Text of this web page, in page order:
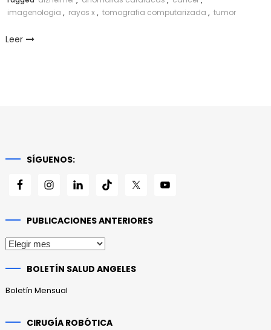
imagenologia , rayos x, tomografia computarizada , tumor
Leer
SÍGUENOS:
PUBLICACIONES ANTERIORES
Publicaciones
BOLETÍN SALUD ANGELES
Boletín Mensual
CIRUGÍA ROBÓTICA